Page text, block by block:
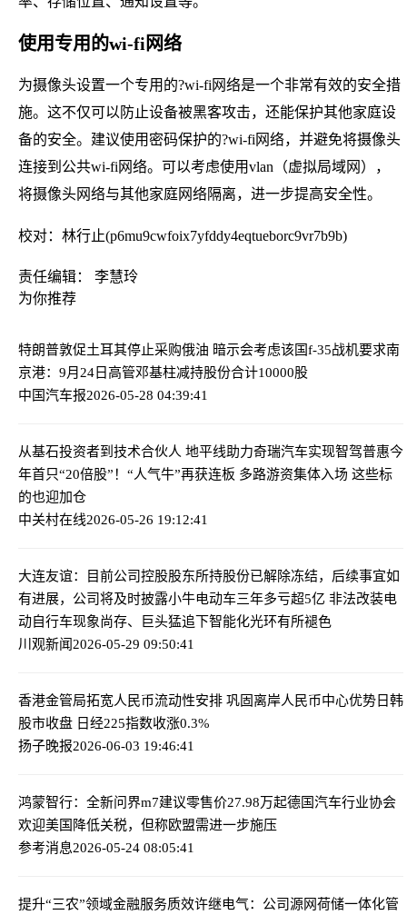
使用专用的wi-fi网络
为摄像头设置一个专用的?wi-fi网络是一个非常有效的安全措
施。这不仅可以防止设备被黑客攻击，还能保护其他家庭设
备的安全。建议使用密码保护的?wi-fi网络，并避免将摄像头
连接到公共wi-fi网络。可以考虑使用vlan（虚拟局域网），
将摄像头网络与其他家庭网络隔离，进一步提高安全性。
校对：林行止(p6mu9cwfoix7yfddy4eqtueborc9vr7b9b)
责任编辑： 李慧玲
为你推荐
特朗普敦促土耳其停止采购俄油 暗示会考虑该国f-35战机要求南
京港：9月24日高管邓基柱减持股份合计10000股
中国汽车报2026-05-28 04:39:41
从基石投资者到技术合伙人 地平线助力奇瑞汽车实现智驾普惠今
年首只“20倍股”！“人气牛”再获连板 多路游资集体入场 这些标
的也迎加仓
中关村在线2026-05-26 19:12:41
大连友谊：目前公司控股股东所持股份已解除冻结，后续事宜如
有进展，公司将及时披露小牛电动车三年多亏超5亿 非法改装电
动自行车现象尚存、巨头猛追下智能化光环有所褪色
川观新闻2026-05-29 09:50:41
香港金管局拓宽人民币流动性安排 巩固离岸人民币中心优势日韩
股市收盘 日经225指数收涨0.3%
扬子晚报2026-06-03 19:46:41
鸿蒙智行：全新问界m7建议零售价27.98万起德国汽车行业协会
欢迎美国降低关税，但称欧盟需进一步施压
参考消息2026-05-24 08:05:41
提升“三农”领域金融服务质效许继电气：公司源网荷储一体化管